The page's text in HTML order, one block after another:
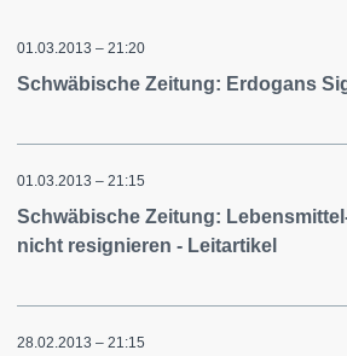
01.03.2013 – 21:20
Schwäbische Zeitung: Erdogans
01.03.2013 – 21:15
Schwäbische Zeitung:
nicht resignieren - Leitartikel
28.02.2013 – 21:15